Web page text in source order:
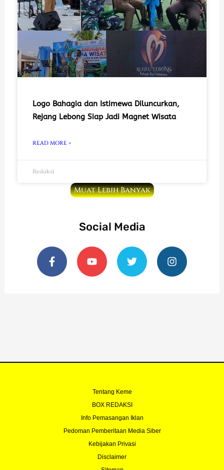
Logo Bahagia dan Istimewa Diluncurkan,
Rejang Lebong Siap Jadi Magnet Wisata
READ MORE »
Redaksi
Muat Lebih Banyak
Social Media
F
a
c
e
Y
o
u
t
T
w
i
t
I
n
s
t
Tentang Keme
BOX REDAKSI
Info Pemasangan Iklan
Pedoman Pemberitaan Media Siber
Kebijakan Privasi
Disclaimer